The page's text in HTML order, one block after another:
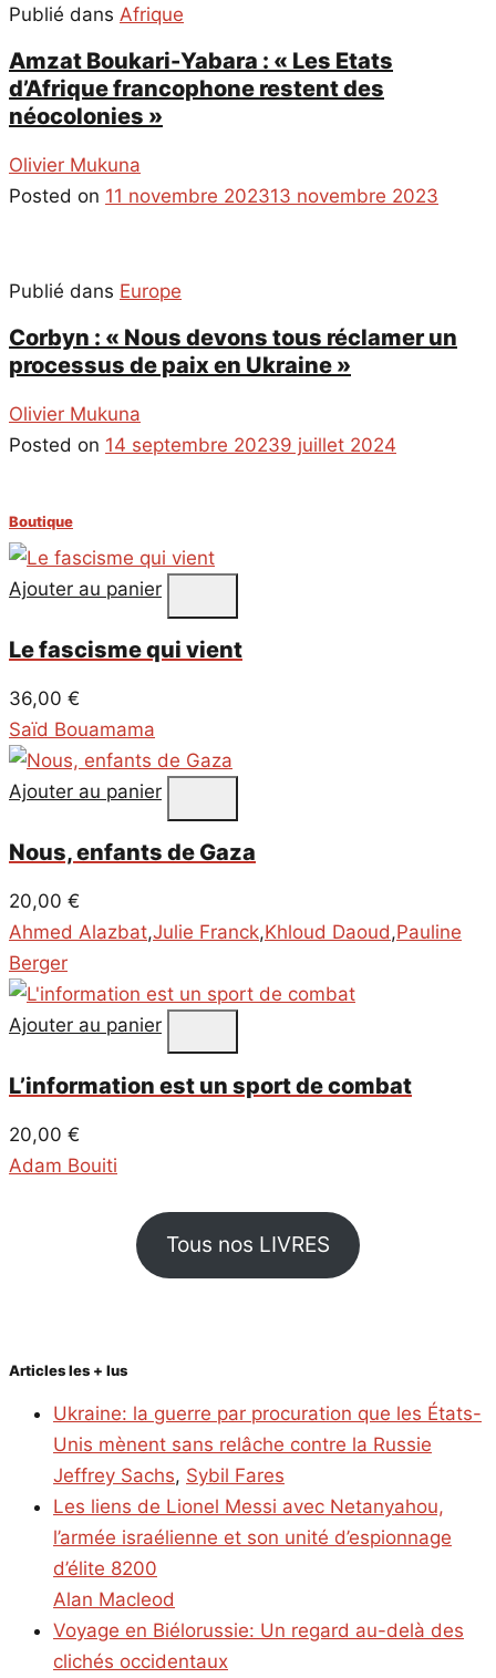
Publié dans Afrique
Amzat Boukari-Yabara : « Les Etats
d’Afrique francophone restent des
néocolonies »
Olivier Mukuna
Posted on 11 novembre 202313 novembre 2023
Publié dans Europe
Corbyn : « Nous devons tous réclamer un
processus de paix en Ukraine »
Olivier Mukuna
Posted on 14 septembre 20239 juillet 2024
Boutique
Ajouter au panier
Le fascisme qui vient
36,00 €
Saïd Bouamama
Ajouter au panier
Nous, enfants de Gaza
20,00 €
Ahmed Alazbat,Julie Franck,Khloud Daoud,Pauline
Berger
Ajouter au panier
L’information est un sport de combat
20,00 €
Adam Bouiti
Tous nos LIVRES
Articles les + lus
Ukraine: la guerre par procuration que les États-
Unis mènent sans relâche contre la Russie
Jeffrey Sachs, Sybil Fares
Les liens de Lionel Messi avec Netanyahou,
l’armée israélienne et son unité d’espionnage
d’élite 8200
Alan Macleod
Voyage en Biélorussie: Un regard au-delà des
clichés occidentaux